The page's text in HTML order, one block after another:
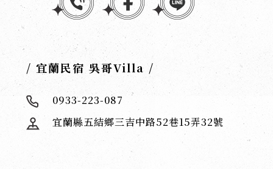
/ 宜蘭民宿 吳哥Villa /
0933-223-087
宜蘭縣五結鄉三吉中路52巷15弄32號